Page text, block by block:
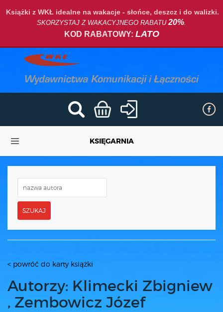
Książki z WKŁ idealne na wakacje - słońce, deszcz i do walizki.
SKORZYSTAJ Z WAKACYJNEGO RABATU20%.
KOD RABATOWY: LATO
KSIĘGARNIA
SZUKAJ
< powróć do karty książki
Autorzy: Klimecki Zbigniew
, Zembowicz Józef